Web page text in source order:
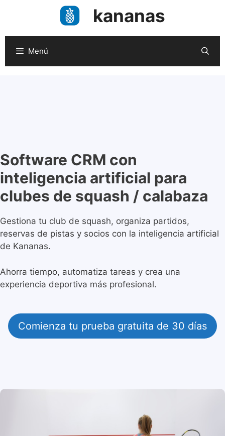
kananas
Menú
Software CRM con
inteligencia artificial para
clubes de squash / calabaza
Gestiona tu club de squash, organiza partidos,
reservas de pistas y socios con la inteligencia artificial
de Kananas.
Ahorra tiempo, automatiza tareas y crea una
experiencia deportiva más profesional.
Comienza tu prueba gratuita de 30 días